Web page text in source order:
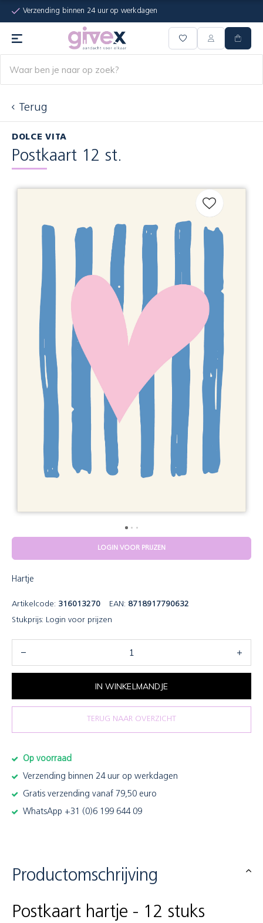
Verzending binnen 24 uur op werkdagen
Terug
DOLCE VITA
Postkaart 12 st.
LOGIN VOOR PRIJZEN
Hartje
Artikelcode: 316013270 EAN: 8718917790632
Stukprijs: Login voor prijzen
IN WINKELMANDJE
TERUG NAAR OVERZICHT
Op voorraad
Verzending binnen 24 uur op werkdagen
Gratis verzending vanaf 79,50 euro
WhatsApp +31 (0)6 199 644 09
Productomschrijving
Postkaart hartje - 12 stuks